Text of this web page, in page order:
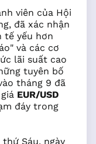
viên của Hội
đã xác nhận
tế yếu hơn
và các cơ
lãi suất cao
tuyên bố
tháng 9 đã
EUR/USD
đáy trong
Sáu, ngày